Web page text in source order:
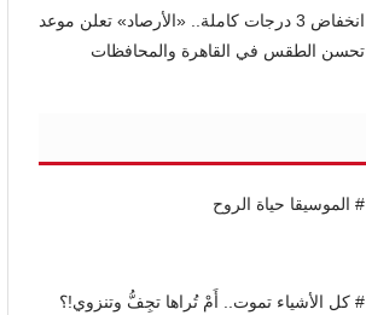
انخفاض 3 درجات كاملة.. «الأرصاد» تعلن موعد
تحسن الطقس في القاهرة والمحافظات
# الموسيقا حياة الروح
# كل الأشياء تموت.. أَمْ تُراها تجِفُّ وتنزوي!؟